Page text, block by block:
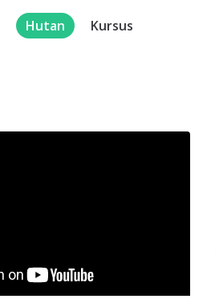
Hutan Kursus